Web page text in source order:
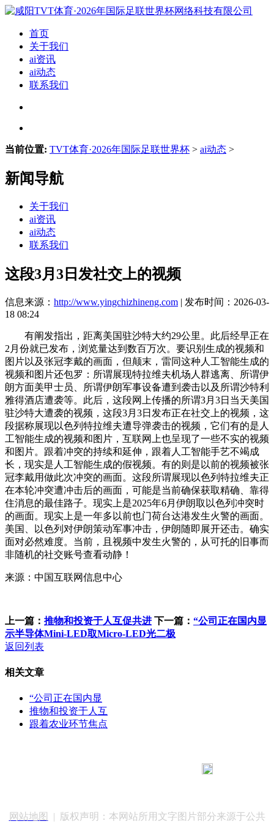
首页
关于我们
ai资讯
ai动态
联系我们
当前位置: TVT体育·2026年国际足联世界杯 > ai动态 >
新闻导航
关于我们
ai资讯
ai动态
联系我们
这段3月3日发社交上的视频
信息来源： http://www.yingchizhineng.com | 发布时间：2026-03-
18 08:24
有阐发指出，距离美国驻沙特大约29公里。此后经早正在
2月份就已发布，浏览量达到数百万次。要识别生成的视频和
图片以及张冠李戴的画面，但颠末，雷同这种人工智能生成的
视频和图片还包罗：所谓展现特拉维夫机场人群逃离、所谓伊
朗方面美甲士员、所谓伊朗军事设备遭到袭击以及所谓沙特利
雅得酒店遭袭等。此后，这段网上传播的所谓3月3日当天美国
驻沙特大遭袭的视频，这段3月3日发布正在社交上的视频，这
段据称展现以色列特拉维夫遭导弹袭击的视频，它们有的是人
工智能生成的视频和图片，互联网上也呈现了一些不实的视频
和图片。跟着冲突的持续和延伸，跟着人工智能手艺不竭成
长，现实是人工智能生成的假视频。有的则是以前的视频被张
冠李戴用做此次冲突的画面。这段所谓展现以色列特拉维夫正
在本轮冲突遭冲击后的画面，可能是当前确保获取精确、靠得
住消息的最佳路子。现实上是2025年6月伊朗取以色列冲突时
的画面。现实上是一年多以前也门荷台达港发生火警的画面。
美国、以色列对伊朗策动军事冲击，伊朗随即展开还击。确实
面对必然难度。当前，且视频中发生火警的，从可托的旧事而
非随机的社交账号查看动静！
来源：中国互联网信息中心
上一篇： 推物和投资于人互促共进 下一篇： “公司正在国内显
示半导体Mini-LED取Micro-LED光二极
返回列表
相关文章
“公司正在国内显
推物和投资于人互
跟着农业环节焦点
网站地图 | 版权声明：本网站所用文字图片部分来源于公共